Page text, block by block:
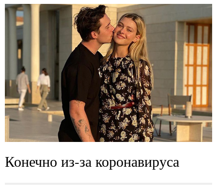
Конечно из-за коронавируса